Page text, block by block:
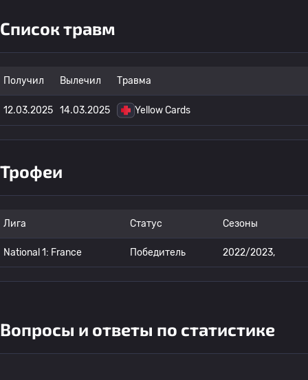
Список травм
Получил Вылечил Травма
12.03.2025 14.03.2025 Yellow Cards
Трофеи
Лига Статус Сезоны
National 1: France Победитель 2022/2023,
Вопросы и ответы по статистике